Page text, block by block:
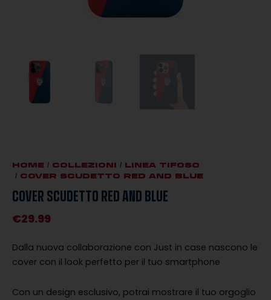
HOME / COLLEZIONI / LINEA TIFOSO
/ COVER SCUDETTO RED AND BLUE
COVER SCUDETTO RED AND BLUE
€29.99
Dalla nuova collaborazione con Just in case nascono le
cover con il look perfetto per il tuo smartphone
Con un design esclusivo, potrai mostrare il tuo orgoglio